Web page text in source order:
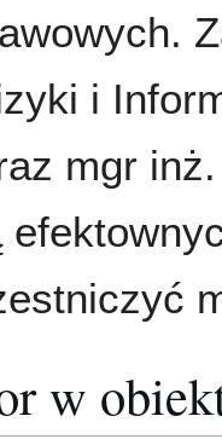
i
mgr inż.
w